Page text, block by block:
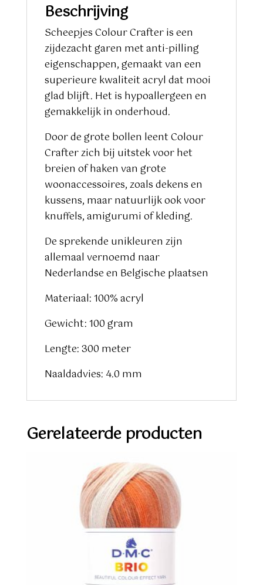
Beschrijving
Scheepjes Colour Crafter is een
zijdezacht garen met anti-pilling
eigenschappen, gemaakt van een
superieure kwaliteit acryl dat mooi
glad blijft. Het is hypoallergeen en
gemakkelijk in onderhoud.
Door de grote bollen leent Colour
Crafter zich bij uitstek voor het
breien of haken van grote
woonaccessoires, zoals dekens en
kussens, maar natuurlijk ook voor
knuffels, amigurumi of kleding.
De sprekende unikleuren zijn
allemaal vernoemd naar
Nederlandse en Belgische plaatsen
Materiaal: 100% acryl
Gewicht: 100 gram
Lengte: 300 meter
Naaldadvies: 4.0 mm
Gerelateerde producten